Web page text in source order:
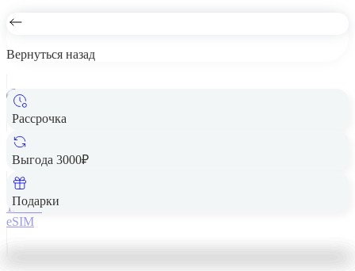
Вернуться назад
Рассрочка
Выгода 3000₽
Подарки
Apple iPhone 14 Pro Max 128Gb eSIM Gold, золотой
128 Гб
eSIM